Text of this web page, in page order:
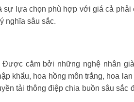
sự lựa chọn phù hợp với giá cả phải
nghĩa sâu sắc.
cắm bởi những nghệ nhân
khẩu, hoa hồng môn trắng, hoa
tải thông điệp chia buồn sâu sắc